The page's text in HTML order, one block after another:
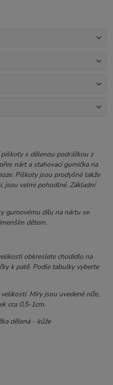
s dělenou podrážkou z
nárt a stahovací gumička na
Piškoty jsou prodyšné takže
jsou velmi pohodlné. Základní
gumovému dílu na nártu se
dětem.
obkreslete chodidlo na
k patě. Podle tabulky vyberte
Míry jsou uvedené níže,
cca 0,5-1cm.
dělená - kůže